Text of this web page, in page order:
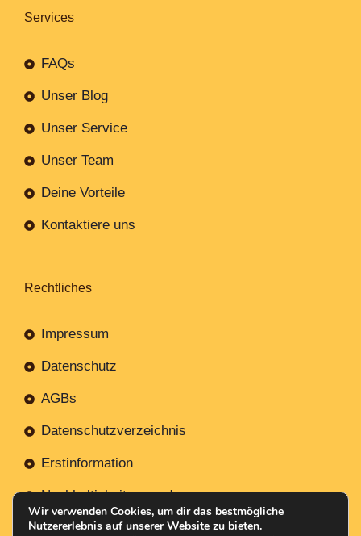
Services
FAQs
Unser Blog
Unser Service
Unser Team
Deine Vorteile
Kontaktiere uns
Rechtliches
Impressum
Datenschutz
AGBs
Datenschutzverzeichnis
Erstinformation
Nachhaltigkeitsverordnung
Wir verwenden Cookies, um dir das bestmögliche
Nutzererlebnis auf unserer Website zu bieten.